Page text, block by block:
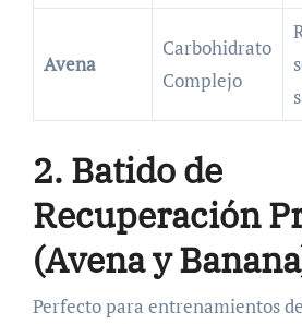
Avena
Carbohidrato
Complejo
2. Batido de
Recuperación
(Avena y
Perfecto para entrenamientos